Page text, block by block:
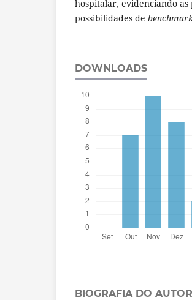
hospitalar, evidenciando
possibilidades de
DOWNLOADS
BIOGRAFIA DO AUTOR